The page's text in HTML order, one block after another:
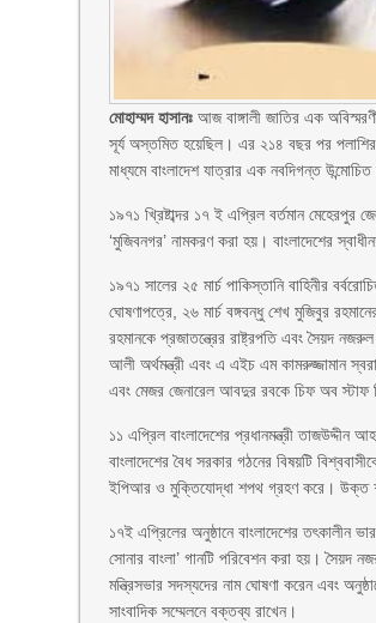
মোহাম্মদ হাসানঃ আজ বাঙ্গালী জাতির এক
সূর্য অস্তমিত হয়েছিল। এর ২১৪ বছর পর
মাধ্যমে বাংলাদেশ যাত্রার এক নবদিগন্ত
১৯৭১ খ্রিষ্টাব্দর ১৭ ই এপ্রিল বর্তমান
‘মুজিবনগর’ নামকরণ করা হয়। বাংলাদেশের
১৯৭১ সালের ২৫ মার্চ পাকিস্তানি বাহিনীর
ঘোষণাপত্রে, ২৬ মার্চ বঙ্গবন্ধু শেখ মুজিবুর
রহমানকে প্রজাতন্ত্রের রাষ্ট্রপতি এবং সৈয়দ
আলী অর্থমন্ত্রী এবং এ এইচ এম কামরুজ্জামান
এবং মেজর জেনারেল আবদুর রবকে চিফ অব স্টাফ
১১ এপ্রিল বাংলাদেশের প্রধানমন্ত্রী তাজউদ্দীন
বাংলাদেশের বৈধ সরকার গঠনের বিষয়টি
ইপিআর ও মুক্তিযোদ্ধা শপথ গ্রহণ করে। উক্ত
১৭ই এপ্রিলের অনুষ্ঠানে বাংলাদেশের তৎকালীন
সোনার বাংলা’ গানটি পরিবেশন করা হয়। সৈয়দ
মন্ত্রিসভার সদস্যদের নাম ঘোষণা করেন এবং
সাংবাদিক সম্মেলনে বক্তব্য রাখেন।